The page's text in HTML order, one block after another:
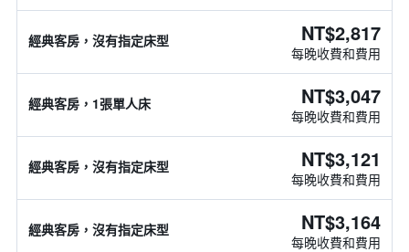
經典客房，沒有指定床型 NT$2,817
每晚收費和費用
經典客房，1張單人床 NT$3,047
每晚收費和費用
經典客房，沒有指定床型 NT$3,121
每晚收費和費用
經典客房，沒有指定床型 NT$3,164
每晚收費和費用